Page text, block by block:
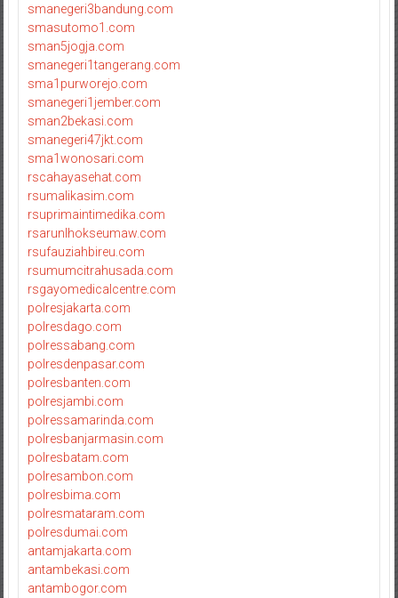
smanegeri3bandung.com
smasutomo1.com
sman5jogja.com
smanegeri1tangerang.com
sma1purworejo.com
smanegeri1jember.com
sman2bekasi.com
smanegeri47jkt.com
sma1wonosari.com
rscahayasehat.com
rsumalikasim.com
rsuprimaintimedika.com
rsarunlhokseumaw.com
rsufauziahbireu.com
rsumumcitrahusada.com
rsgayomedicalcentre.com
polresjakarta.com
polresdago.com
polressabang.com
polresdenpasar.com
polresbanten.com
polresjambi.com
polressamarinda.com
polresbanjarmasin.com
polresbatam.com
polresambon.com
polresbima.com
polresmataram.com
polresdumai.com
antamjakarta.com
antambekasi.com
antambogor.com